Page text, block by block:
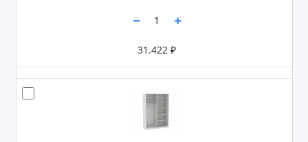
31.422 ₽